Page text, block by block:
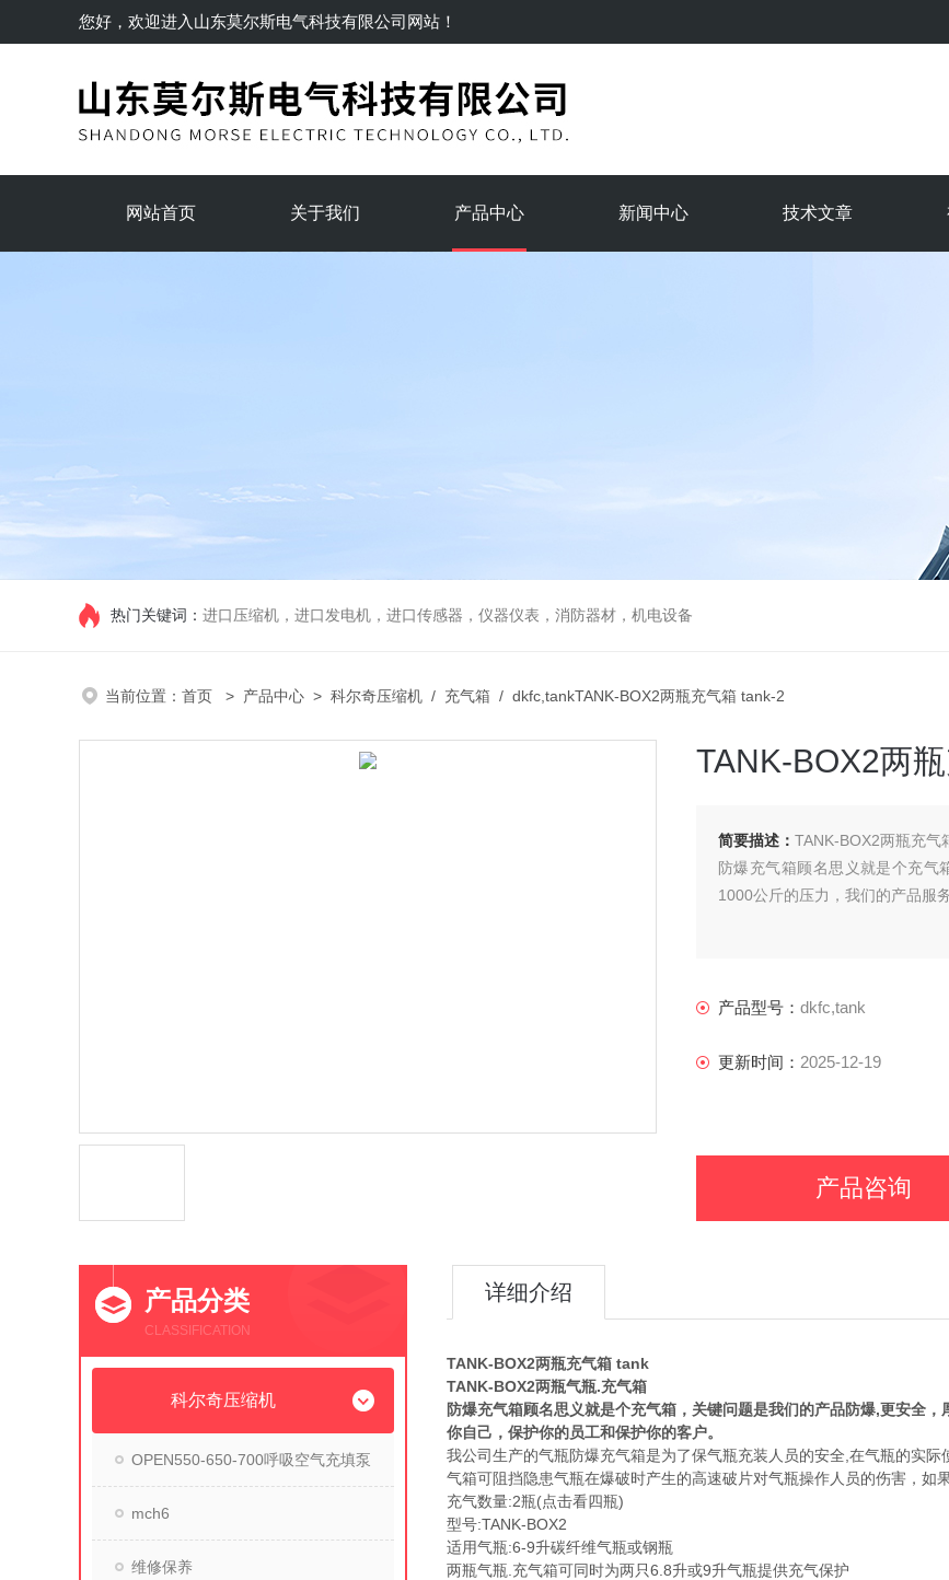
您好，欢迎进入 山东莫尔斯电气科技有限公司网站！
网站首页 关于我们 产品中心 新闻中心 技术文章
热门关键词： 进口压缩机，进口发电机，进口传感器，仪器仪表，消防器材，机电设备
当前位置： 首页 > 产品中心 > 科尔奇压缩机 / 充气箱 / dkfc,tankTANK-BOX2两瓶充气箱 tank-2
TANK-BOX2两
简要描述： TANK-BOX2两瓶充气
防爆充气箱顾名思义就是个充气
1000公斤的压力，我们的产品服
产品型号： dkfc,tank
更新时间： 2025-12-19
产品咨询
产品分类
CLASSIFICATION
科尔奇压缩机
OPEN550-650-700呼吸空气充填泵
mch6
维修保养
详细介绍
TANK-BOX2两瓶充气箱 tank
TANK-BOX2两瓶气瓶.充气箱
防爆充气箱顾名思义就是个充气箱，关键问题是我们的产品防爆,更安全
你自己，保护你的员工和保护你的客户。
我公司生产的气瓶防爆充气箱是为了保气瓶充装人员的安全,在气瓶的实
气箱可阻挡隐患气瓶在爆破时产生的高速破片对气瓶操作人员的伤害，如
充气数量:2瓶(点击看四瓶)
型号:TANK-BOX2
适用气瓶:6-9升碳纤维气瓶或钢瓶
两瓶气瓶.充气箱可同时为两只6.8升或9升气瓶提供充气保护